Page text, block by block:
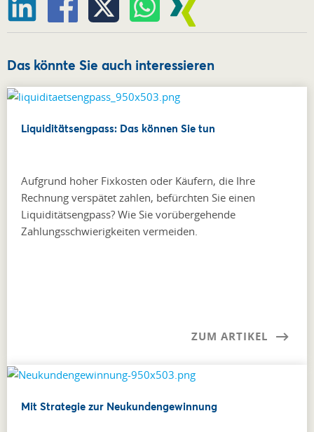
Das könnte Sie auch interessieren
Liquiditätsengpass: Das können Sie tun
Aufgrund hoher Fixkosten oder Käufern, die Ihre
Rechnung verspätet zahlen, befürchten Sie einen
Liquiditätsengpass? Wie Sie vorübergehende
Zahlungsschwierigkeiten vermeiden.
ZUM ARTIKEL
Mit Strategie zur Neukundengewinnung